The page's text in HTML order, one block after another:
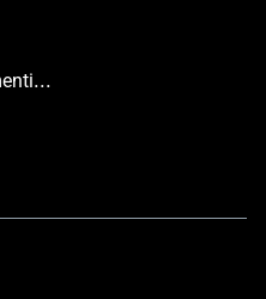
Trova il tuo Maestro Serramentista Domal